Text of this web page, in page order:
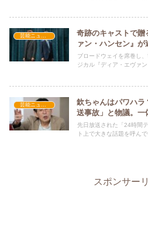
奇跡のキャストで
ァン・ハンセン』が
ブロードウェイを席巻し
ジカル『ディア・エヴァン
欽ちゃんはパワハラ
送事故」と物議。一
先日放送された「24時間
ト上で大きな話題を呼ん
スポンサー